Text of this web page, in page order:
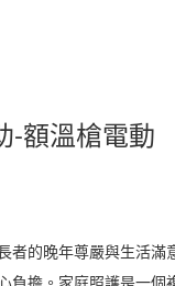
-額溫槍電動
的晚年尊嚴與生活